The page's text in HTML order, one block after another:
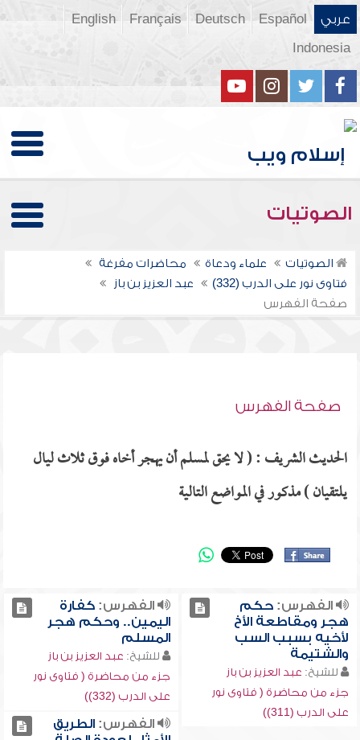
عربي Español
Deutsch
Français
English
Indonesia
الصوتيات
الصوتيات علماء ودعاة
محاضرات مفرغة
فتاوى نور على الدرب (332)
عبد العزيز بن باز
صفحة الفهرس
صفحة الفهرس
الحديث الشريف : ( لا يحق لمسلم أن يهجر أخاه فوق ثلاث ليال
يلتقيان ) مذكور في المواضع التالية
الفهرس:حكم
هجر ومقاطعة الأخ
لأخيه بسبب السب
والشتيمة
للشيخ: عبد العزيز بن باز
جزء من محاضرة ( فتاوى نور
على الدرب (311))
الفهرس:كفارة
اليمين.. وحكم هجر
المسلم
للشيخ: عبد العزيز بن باز
جزء من محاضرة ( فتاوى نور
على الدرب (332))
الفهرس:الطريق